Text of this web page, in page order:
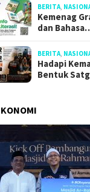
Kemarau
Bentuk Satgas
BERITA
Kemenag
dan
BERITA
Hadapi
Bentuk